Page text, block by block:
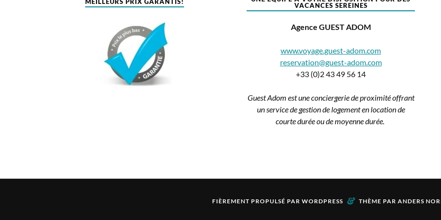
MEILLEURS PRIX GARANTIS!
VACANCES SEREINES
Agence GUEST ADOM
www.voyage.guest-adom.com
reservation@guest-adom.com
+33 (0)2 43 49 56 14
Guest Adom est une conciergerie de proximité offrant
un service de gestion de logement en location de
courte durée ou de moyenne durée.
FIÈREMENT PROPULSÉ PAR WORDPRESS & THÈME PAR ANDERS